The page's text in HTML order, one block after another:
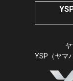
YSP（ヤマ